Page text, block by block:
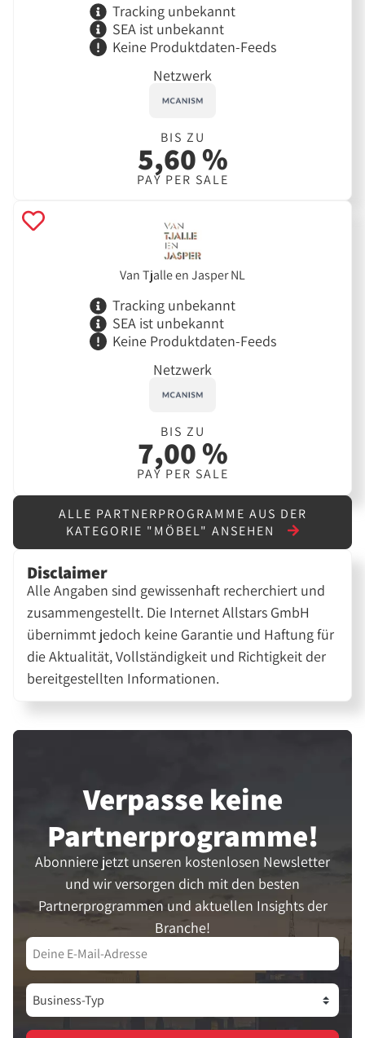
Tracking unbekannt
SEA ist unbekannt
Keine Produktdaten-Feeds
Netzwerk
BIS ZU
5,60 %
PAY PER SALE
Van Tjalle en Jasper NL
Tracking unbekannt
SEA ist unbekannt
Keine Produktdaten-Feeds
Netzwerk
BIS ZU
7,00 %
PAY PER SALE
ALLE PARTNERPROGRAMME AUS DER
KATEGORIE "MÖBEL" ANSEHEN
Disclaimer
Alle Angaben sind gewissenhaft recherchiert und
zusammengestellt. Die Internet Allstars GmbH
übernimmt jedoch keine Garantie und Haftung für
die Aktualität, Vollständigkeit und Richtigkeit der
bereitgestellten Informationen.
Verpasse keine
Partner­programme!
Abonniere jetzt unseren kostenlosen Newsletter
und wir versorgen dich mit den besten
Partnerprogrammen und aktuellen Insights der
Branche!